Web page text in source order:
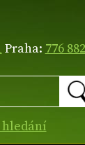
Praha: 776